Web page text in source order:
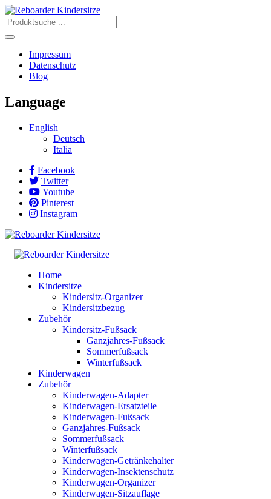
Impressum
Datenschutz
Blog
Language
English
Deutsch
Italia
Facebook
Twitter
Youtube
Pinterest
Instagram
Home
Kindersitze
Kindersitz-Organizer
Kindersitzbezug
Zubehör
Kindersitz-Fußsack
Ganzjahres-Fußsack
Sommerfußsack
Winterfußsack
Kinderwagen
Zubehör
Kinderwagen-Adapter
Kinderwagen-Ersatzteile
Kinderwagen-Fußsack
Ganzjahres-Fußsack
Sommerfußsack
Winterfußsack
Kinderwagen-Getränkehalter
Kinderwagen-Insektenschutz
Kinderwagen-Organizer
Kinderwagen-Sitzauflage